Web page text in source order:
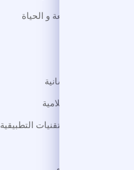
كلية علوم الطبيعة و الحياة
كلية العلوم الإنسانية
كلية العلوم الإسلامية
معهد العلوم و التقنيات التطبيقية